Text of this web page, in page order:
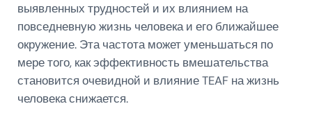
выявленных трудностей и их влиянием на
повседневную жизнь человека и его ближайшее
окружение. Эта частота может уменьшаться по
мере того, как эффективность вмешательства
становится очевидной и влияние TEAF на жизнь
человека снижается.